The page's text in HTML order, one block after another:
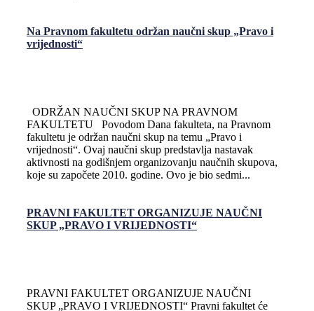
Na Pravnom fakultetu održan naučni skup „Pravo i
vrijednosti“
ODRŽAN NAUČNI SKUP NA PRAVNOM
FAKULTETU Povodom Dana fakulteta, na Pravnom
fakultetu je održan naučni skup na temu „Pravo i
vrijednosti“. Ovaj naučni skup predstavlja nastavak
aktivnosti na godišnjem organizovanju naučnih skupova,
koje su započete 2010. godine. Ovo je bio sedmi...
PRAVNI FAKULTET ORGANIZUJE NAUČNI
SKUP „PRAVO I VRIJEDNOSTI“
PRAVNI FAKULTET ORGANIZUJE NAUČNI
SKUP „PRAVO I VRIJEDNOSTI“ Pravni fakultet će